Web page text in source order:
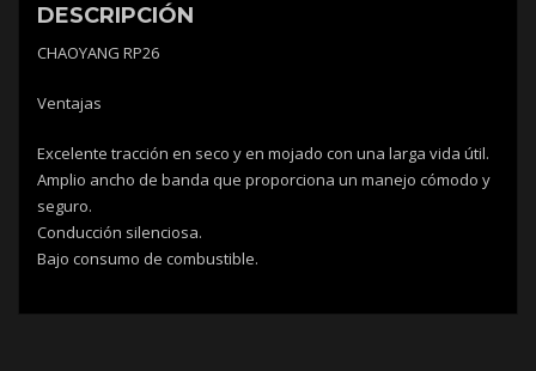
DESCRIPCIÓN
CHAOYANG RP26
Ventajas
Excelente tracción en seco y en mojado con una larga vida útil.
Amplio ancho de banda que proporciona un manejo cómodo y
seguro.
Conducción silenciosa.
Bajo consumo de combustible.